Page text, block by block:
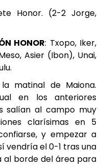
Honor. (2-2 Jorge,
HONOR: Txopo, Iker,
Asier (Ibon), Unai,
matinal de Maiona.
en los anteriores
salían al campo muy
clarísimas en 5
y empezar a
vendría el 0-1 tras una
al borde del área para